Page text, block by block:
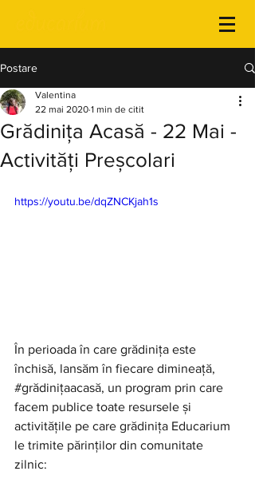
Postare
Grădinița Acasă - 22 Mai -
Activități Preșcolari
Valentina
22 mai 2020 1 min de citit
https://youtu.be/dqZNCKjah1s
În perioada în care grădinița este
închisă, lansăm în fiecare dimineață,
#grădinițaacasă, un program prin care
facem publice toate resursele și
activitățile pe care grădinița Educarium
le trimite părinților din comunitate
zilnic: